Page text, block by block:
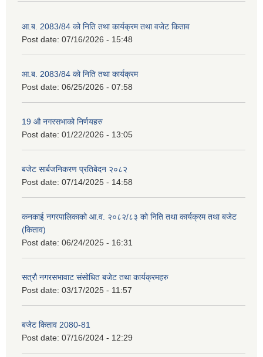
आ.ब. 2083/84 को निति तथा कार्यक्रम तथा वजेट किताव
Post date: 07/16/2026 - 15:48
आ.ब. 2083/84 को निति तथा कार्यक्रम
Post date: 06/25/2026 - 07:58
19 औ नगरसभाको निर्णयहरु
Post date: 01/22/2026 - 13:05
बजेट सार्बजनिकरण प्रतिबेदन २०८२
Post date: 07/14/2025 - 14:58
कनकाई नगरपालिकाको आ.व. २०८२/८३ को निति तथा कार्यक्रम तथा बजेट
(किताव)
Post date: 06/24/2025 - 16:31
सत्रौ नगरसभावाट संसोधित बजेट तथा कार्यक्रमहरु
Post date: 03/17/2025 - 11:57
बजेट किताव 2080-81
Post date: 07/16/2024 - 12:29